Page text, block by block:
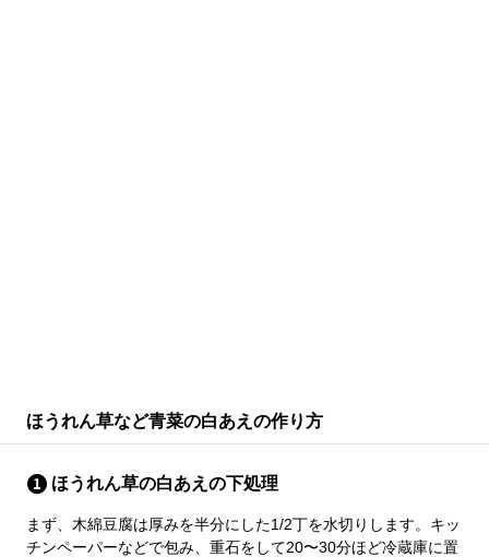
ほうれん草など青菜の白あえの作り方
ほうれん草の白あえの下処理
まず、木綿豆腐は厚みを半分にした1/2丁を水切りします。キッ
チンペーパーなどで包み、重石をして20〜30分ほど冷蔵庫に置